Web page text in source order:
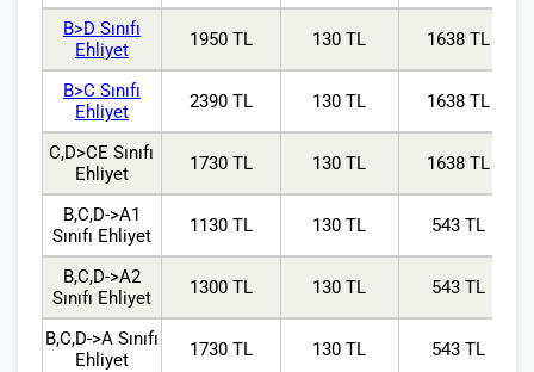
B>D Sınıfı
Ehliyet
1950 TL 130 TL 1638 TL
B>C Sınıfı
Ehliyet
2390 TL 130 TL 1638 TL
C,D>CE Sınıfı
Ehliyet
1730 TL 130 TL 1638 TL
B,C,D->A1
Sınıfı Ehliyet
1130 TL 130 TL 543 TL
B,C,D->A2
Sınıfı Ehliyet
1300 TL 130 TL 543 TL
B,C,D->A Sınıfı
Ehliyet
1730 TL 130 TL 543 TL